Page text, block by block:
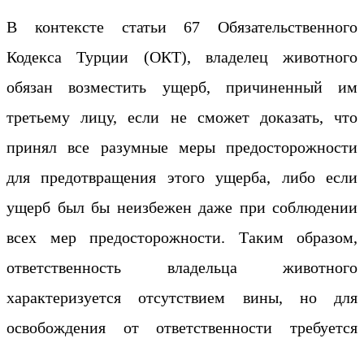
В контексте статьи 67 Обязательственного
Кодекса Турции (ОКТ), владелец животного
обязан возместить ущерб, причиненный им
третьему лицу, если не сможет доказать, что
принял все разумные меры предосторожности
для предотвращения этого ущерба, либо если
ущерб был бы неизбежен даже при соблюдении
всех мер предосторожности. Таким образом,
ответственность владельца животного
характеризуется отсутствием вины, но для
освобождения от ответственности требуется